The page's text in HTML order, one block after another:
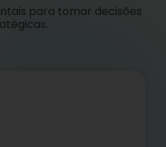
para tomar decisões